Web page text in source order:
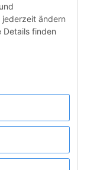
jederzeit ändern
Details finden